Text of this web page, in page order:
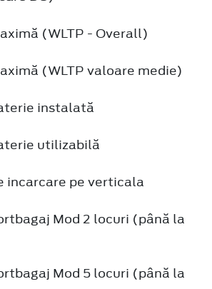
(WLTP - Overall)
(WLTP valoare medie)
instalată
utilizabilă
incarcare pe verticala
Mod 2 locuri (până la
Mod 5 locuri (până la